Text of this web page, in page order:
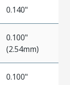
0.140"
0.100"
(2.54mm)
0.100"